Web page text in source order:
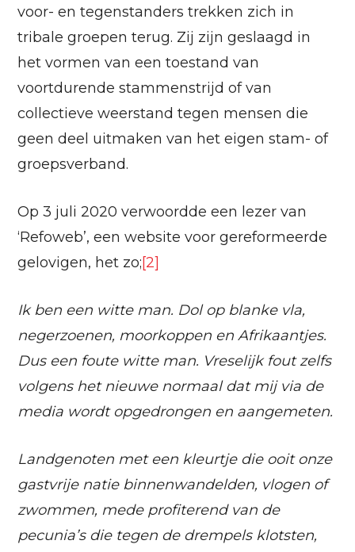
voor- en tegenstanders trekken zich in
tribale groepen terug. Zij zijn geslaagd in
het vormen van een toestand van
voortdurende stammenstrijd of van
collectieve weerstand tegen mensen die
geen deel uitmaken van het eigen stam- of
groepsverband.
Op 3 juli 2020 verwoordde een lezer van
‘Refoweb’, een website voor gereformeerde
gelovigen, het zo;[2]
Ik ben een witte man. Dol op blanke vla,
negerzoenen, moorkoppen en Afrikaantjes.
Dus een foute witte man. Vreselijk fout zelfs
volgens het nieuwe normaal dat mij via de
media wordt opgedrongen en aangemeten.
Landgenoten met een kleurtje die ooit onze
gastvrije natie binnenwandelden, vlogen of
zwommen, mede profiterend van de
pecunia’s die tegen de drempels klotsten,